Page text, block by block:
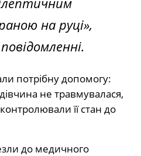
на руці»,
потрібну допомогу:
не травмувалася,
її стан до
до медичного